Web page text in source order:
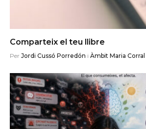
Comparteix el teu llibre
Per Jordi Cussó Porredón i Àmbit Maria Corral